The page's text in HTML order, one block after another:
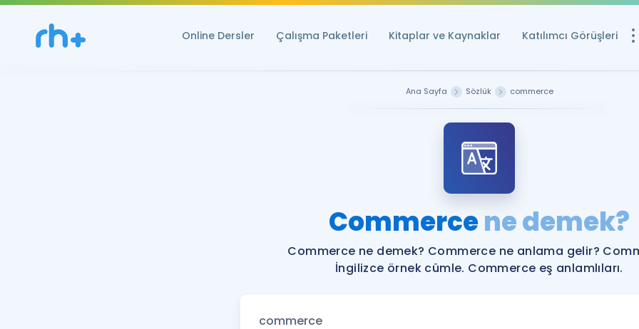
Online Dersler Çalışma Paketleri Kitaplar ve Kaynaklar Katılımcı Görüşleri
Ücretsiz
YDS ve YÖKDİL
YDS ve YÖKDİL'e
Tüm ÖSYM
Ana Sayfa Sözlük commerce
Commercene demek?
Commerce ne demek? Commerce ne anlama gelir?
İngilizce örnek cümle. Commerce eş anlamlıları.